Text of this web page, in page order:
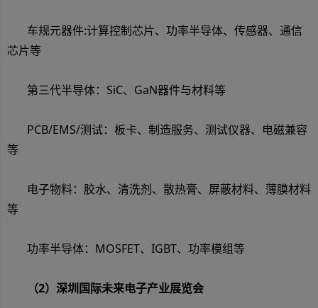
车规元器件:计算控制芯片、功率半导体、传感器、通信
芯片等
第三代半导体：SiC、GaN器件与材料等
PCB/EMS/测试：板卡、制造服务、测试仪器、电磁兼容
等
电子物料：胶水、清洗剂、散热膏、屏蔽材料、薄膜材料
等
功率半导体：MOSFET、IGBT、功率模组等
（2）深圳国际未来电子产业展览会